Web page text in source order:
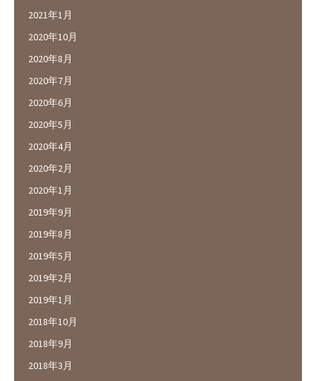
2021年1月
2020年10月
2020年8月
2020年7月
2020年6月
2020年5月
2020年4月
2020年2月
2020年1月
2019年9月
2019年8月
2019年5月
2019年2月
2019年1月
2018年10月
2018年9月
2018年3月